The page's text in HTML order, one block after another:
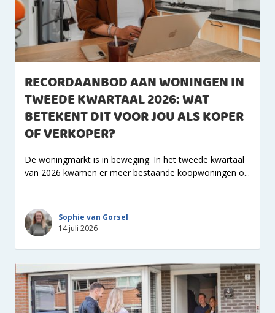
RECORDAANBOD AAN WONINGEN IN
TWEEDE KWARTAAL 2026: WAT
BETEKENT DIT VOOR JOU ALS KOPER
OF VERKOPER?
De woningmarkt is in beweging. In het tweede kwartaal
van 2026 kwamen er meer bestaande koopwoningen o...
Sophie van Gorsel
14 juli 2026